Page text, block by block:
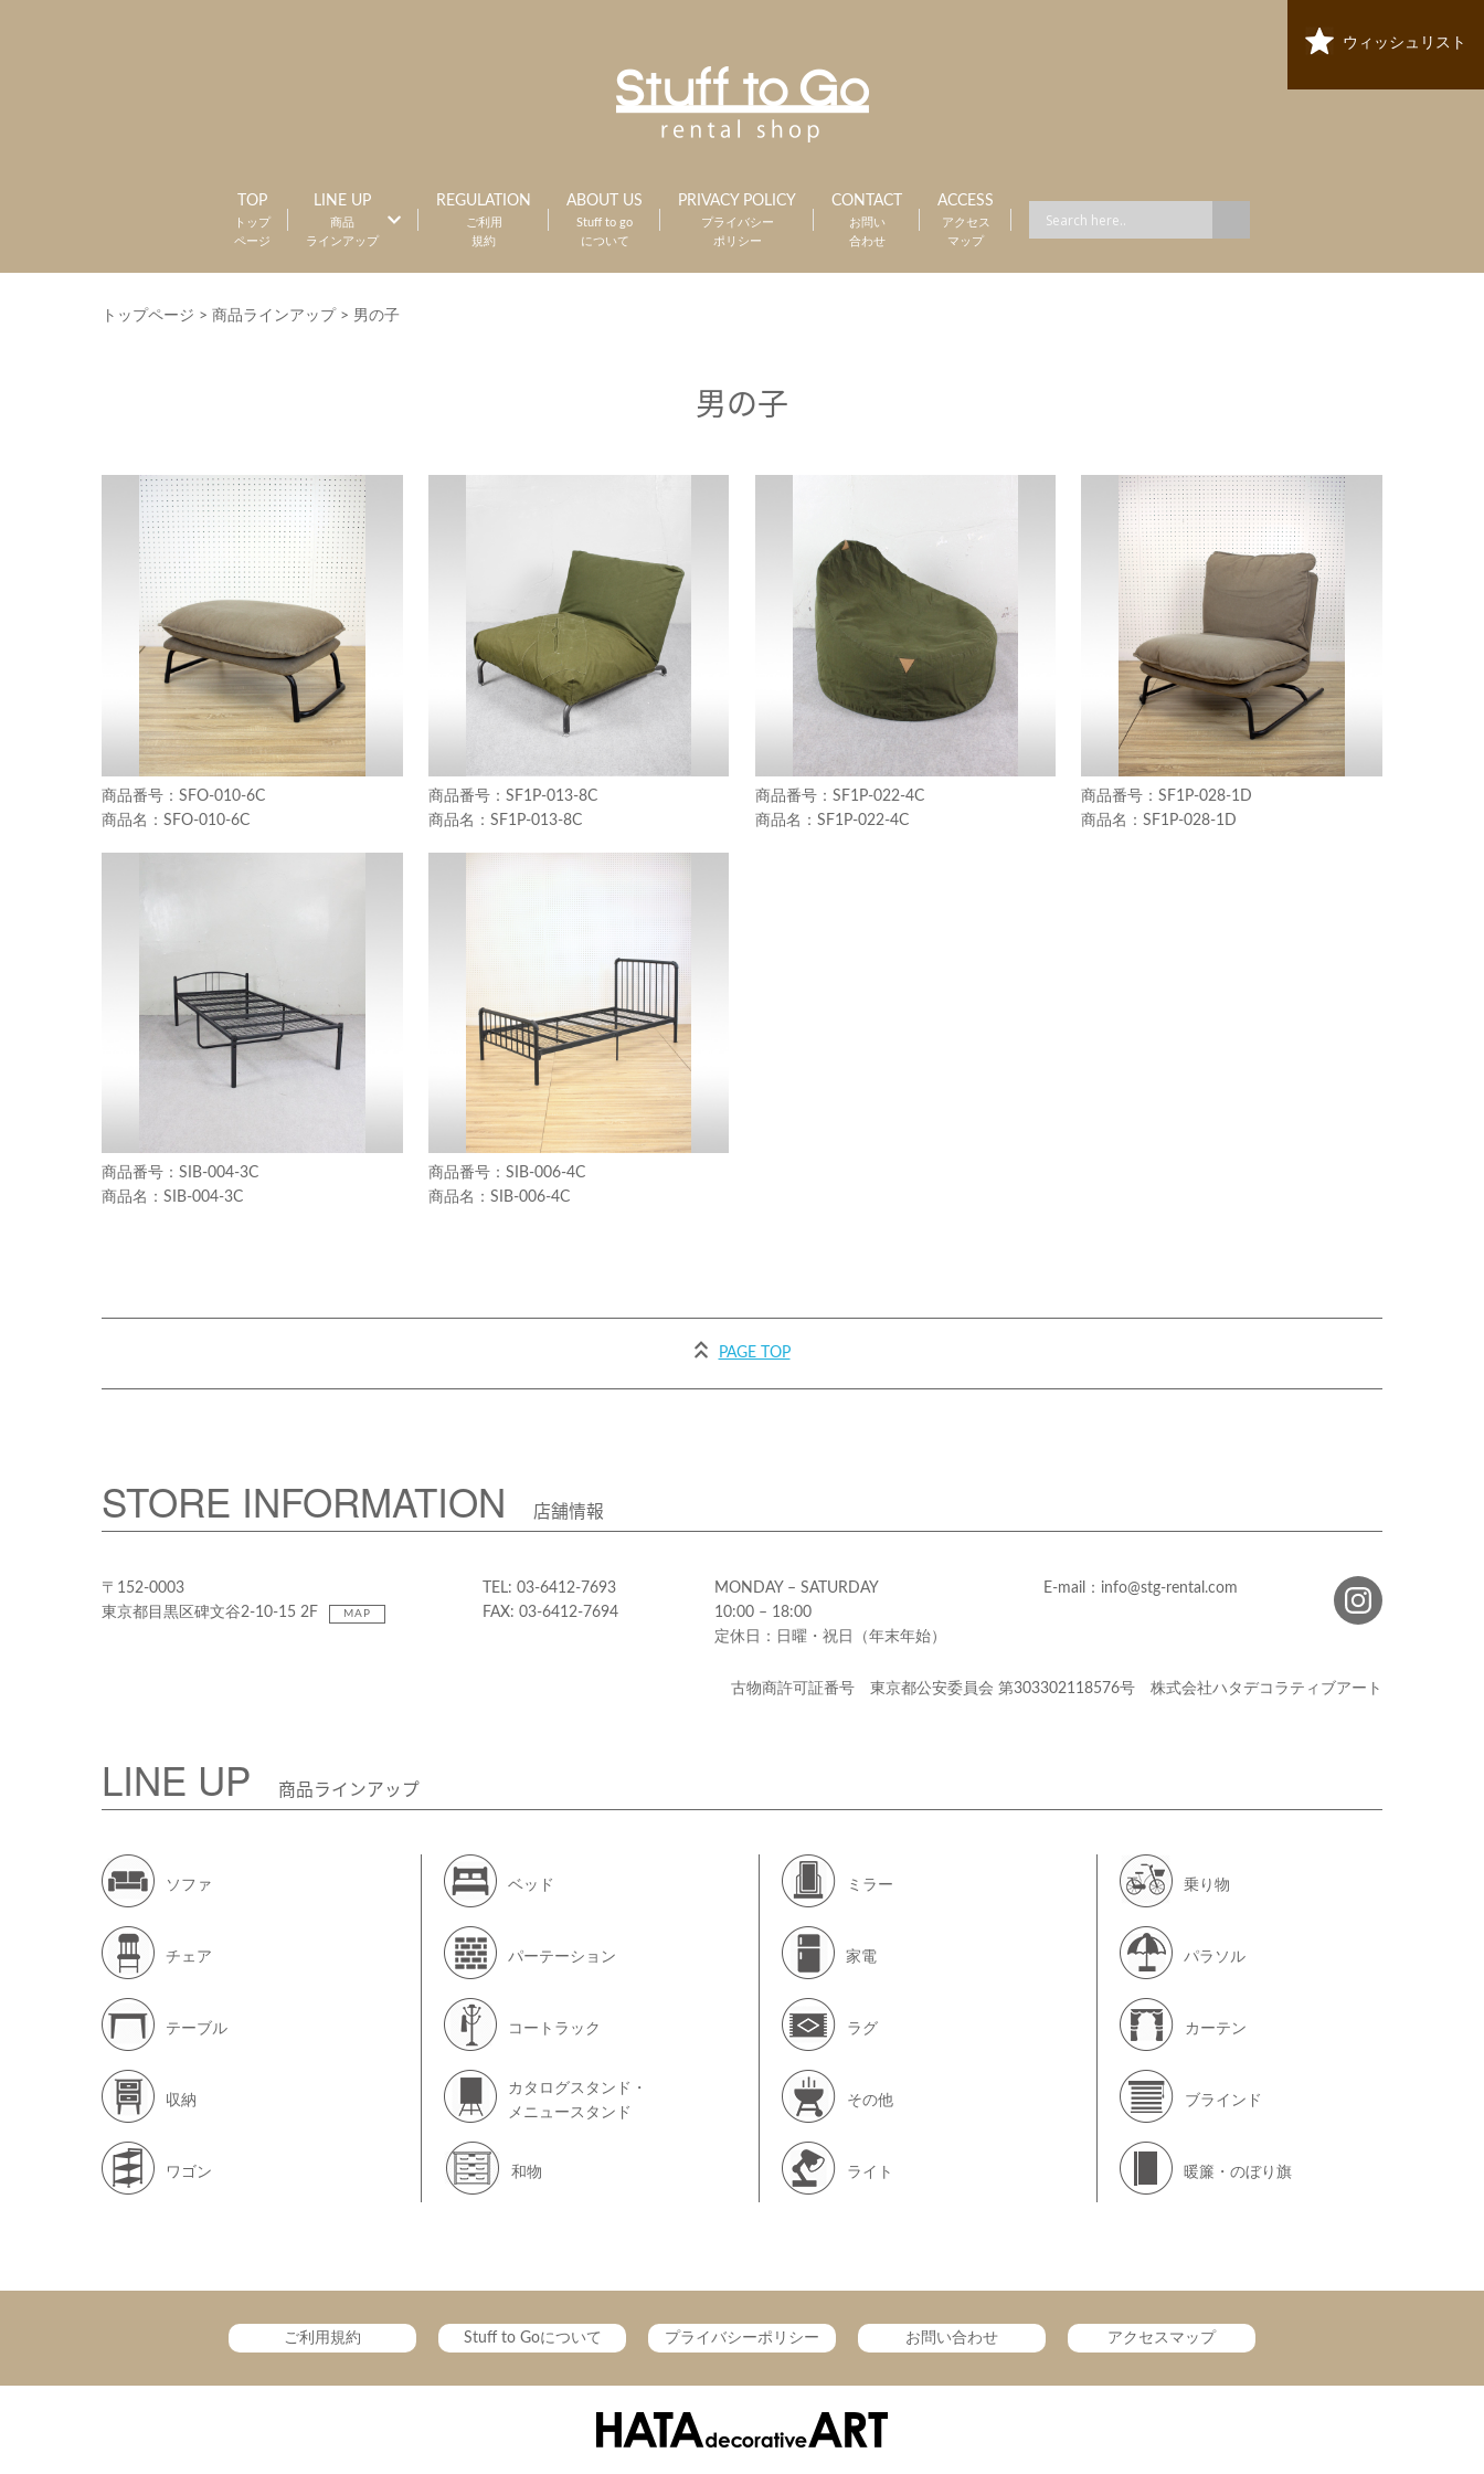
ウィッシュリスト
TOP
トップ
ページ
LINE UP
商品
ラインアップ
REGULATION
ご利用
規約
ABOUT US
Stuff to go
について
PRIVACY POLICY
プライバシー
ポリシー
CONTACT
お問い
合わせ
ACCESS
アクセス
マップ
トップページ > 商品ラインアップ > 男の子
男の子
SFO-010-6C
SFO-010-6C
SF1P-013-8C
SF1P-013-8C
SF1P-022-4C
SF1P-022-4C
SF1P-028-1D
SF1P-028-1D
SIB-004-3C
SIB-004-3C
SIB-006-4C
SIB-006-4C
PAGE TOP
STORE INFORMATION 店舗情報
〒152-0003
東京都目黒区碑文谷2-10-15 2F
MAP
TEL: 03-6412-7693
FAX: 03-6412-7694
MONDAY – SATURDAY
10:00 – 18:00
定休日：日曜・祝日（年末年始）
E-mail：info@stg-rental.com
古物商許可証番号 東京都公安委員会 第303302118576号 株式会社ハタデコラティブアート
LINE UP 商品ラインアップ
ソファ
チェア
テーブル
収納
ワゴン
ベッド
パーテーション
コートラック
カタログスタンド・
メニュースタンド
和物
ミラー
家電
ラグ
その他
ライト
乗り物
パラソル
カーテン
ブラインド
暖簾・のぼり旗
ご利用規約 Stuff to Goについて プライバシーポリシー お問い合わせ アクセスマップ